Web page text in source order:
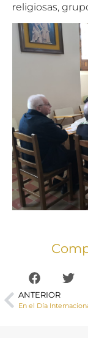
religiosas,
ANTERIOR